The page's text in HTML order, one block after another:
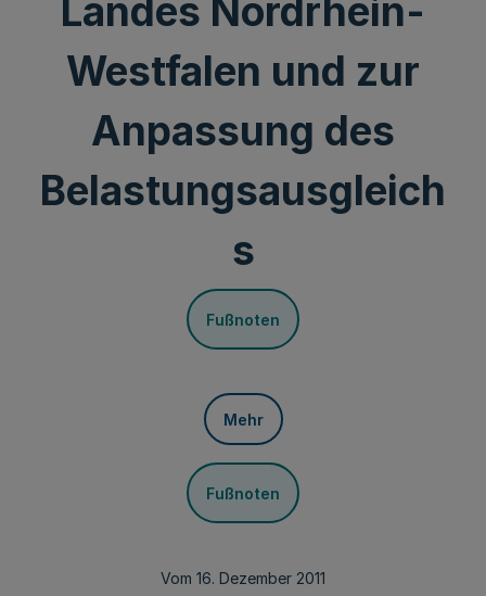
Landes Nordrhein-
Westfalen und zur
Anpassung des
Belastungsausgleich
s
Fußnoten
Mehr
Fußnoten
Vom 16. Dezember 2011